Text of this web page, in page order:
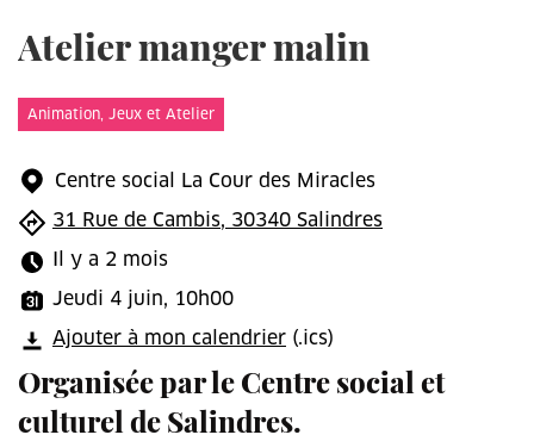
Atelier manger malin
Animation, Jeux et Atelier
Centre social La Cour des Miracles
31 Rue de Cambis, 30340 Salindres
Il y a 2 mois
Jeudi 4 juin, 10h00
Ajouter à mon calendrier (.ics)
Organisée par le Centre social et
culturel de Salindres.